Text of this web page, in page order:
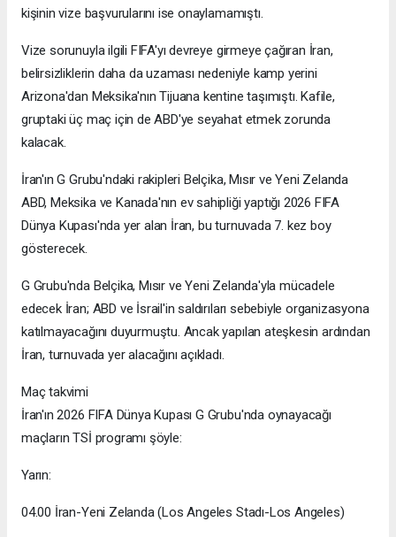
kişinin vize başvurularını ise onaylamamıştı.
Vize sorunuyla ilgili FIFA'yı devreye girmeye çağıran İran,
belirsizliklerin daha da uzaması nedeniyle kamp yerini
Arizona'dan Meksika'nın Tijuana kentine taşımıştı. Kafile,
gruptaki üç maç için de ABD'ye seyahat etmek zorunda
kalacak.
İran'ın G Grubu'ndaki rakipleri Belçika, Mısır ve Yeni Zelanda
ABD, Meksika ve Kanada'nın ev sahipliği yaptığı 2026 FIFA
Dünya Kupası'nda yer alan İran, bu turnuvada 7. kez boy
gösterecek.
G Grubu'nda Belçika, Mısır ve Yeni Zelanda'yla mücadele
edecek İran; ABD ve İsrail'in saldırıları sebebiyle organizasyona
katılmayacağını duyurmuştu. Ancak yapılan ateşkesin ardından
İran, turnuvada yer alacağını açıkladı.
Maç takvimi
İran'ın 2026 FIFA Dünya Kupası G Grubu'nda oynayacağı
maçların TSİ programı şöyle:
Yarın:
04.00 İran-Yeni Zelanda (Los Angeles Stadı-Los Angeles)